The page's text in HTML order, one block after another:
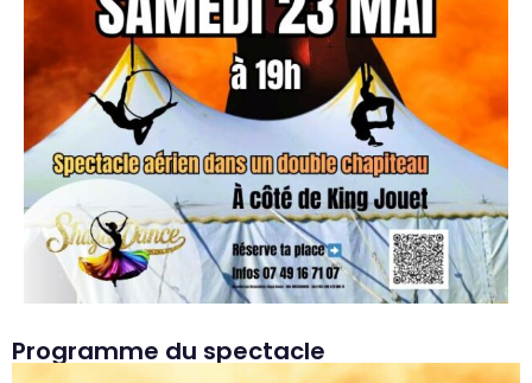
Programme du spectacle